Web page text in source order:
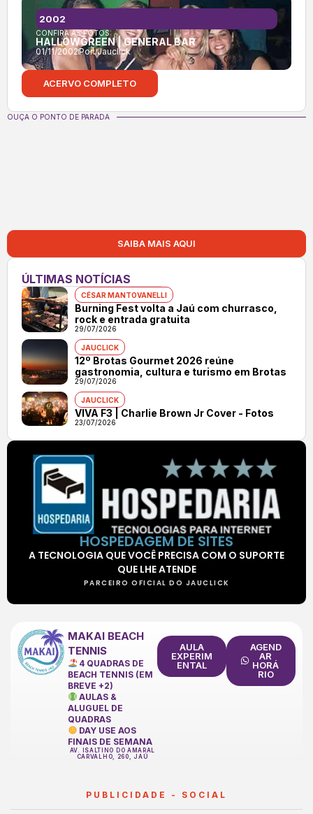
CONFIRA AS FOTOS:
HALLOWGREEN | GENERAL BAR
01/11/2002Por:Jauclick
2002
ACERVO COMPLETO
OUÇA O PONTO DE PARADA
SAIBA MAIS AQUI
ÚLTIMAS NOTÍCIAS
CÉSAR MANTOVANELLI
Burning Fest volta a Jaú com churrasco,
rock e entrada gratuita
29/07/2026
JAUCLICK
12º Brotas Gourmet 2026 reúne
gastronomia, cultura e turismo em Brotas
29/07/2026
JAUCLICK
VIVA F3 | Charlie Brown Jr Cover - Fotos
23/07/2026
HOSPEDAGEM DE SITES
A TECNOLOGIA QUE VOCÊ PRECISA COM O SUPORTE
QUE LHE ATENDE
PARCEIRO OFICIAL DO JAUCLICK
MAKAI BEACH
TENNIS
4 QUADRAS DE
BEACH TENNIS (EM
BREVE +2)
AULAS &
ALUGUEL DE
QUADRAS
DAY USE AOS
FINAIS DE SEMANA
AV. ISALTINO DO AMARAL
CARVALHO, 260, JAÚ
AULA
EXPERIM
ENTAL
AGEND
AR
HORÁ
RIO
PUBLICIDADE - SOCIAL